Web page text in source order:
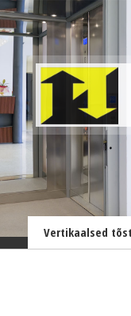
Vertikaalsed